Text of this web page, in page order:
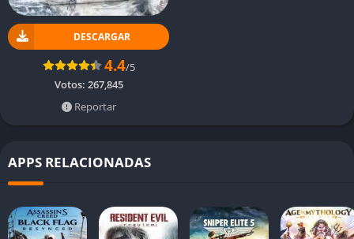
DESCARGAR
4.4/5
Votos: 267,845
Reportar
APPS RELACIONADAS